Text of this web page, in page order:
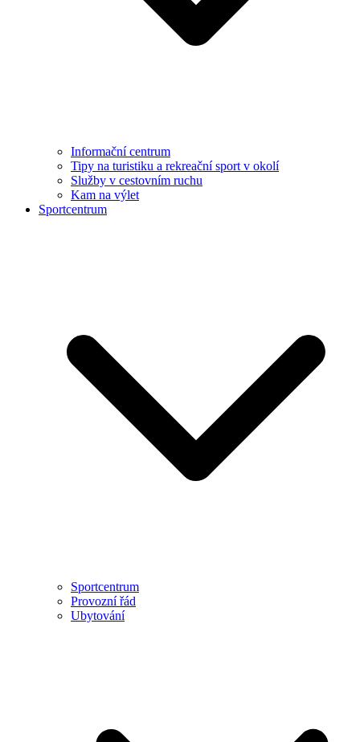
Informační centrum
Tipy na turistiku a rekreační sport v okolí
Služby v cestovním ruchu
Kam na výlet
Sportcentrum
Sportcentrum
Provozní řád
Ubytování